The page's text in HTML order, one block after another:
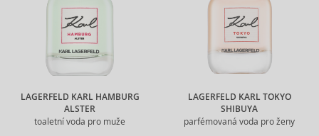
LAGERFELD KARL HAMBURG
ALSTER
toaletní voda pro muže
LAGERFELD KARL TOKYO
SHIBUYA
parfémovaná voda pro ženy